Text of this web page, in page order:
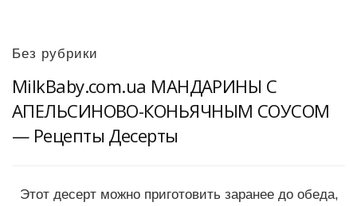
Без рубрики
MilkBaby.com.ua МАНДАРИНЫ С
АПЕЛЬСИНОВО-КОНЬЯЧНЫМ СОУСОМ
— Рецепты Десерты
Этот десерт можно приготовить заранее до обеда,